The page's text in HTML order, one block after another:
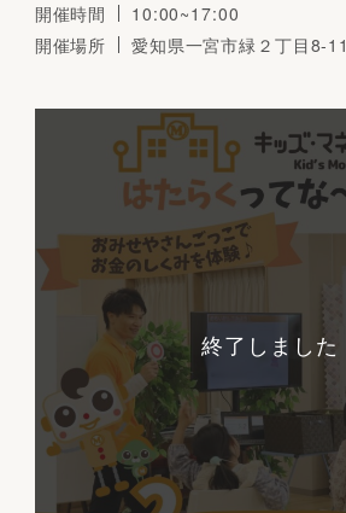
開催時間
10:00~17:00
開催場所
愛知県一宮市緑２丁目8-11
終了しました